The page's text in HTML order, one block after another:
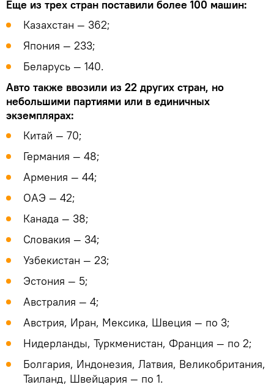
Еще из трех стран поставили более 100 машин:
Казахстан — 362;
Япония — 233;
Беларусь — 140.
Авто также ввозили из 22 других стран, но
небольшими партиями или в единичных
экземплярах:
Китай — 70;
Германия — 48;
Армения — 44;
ОАЭ — 42;
Канада — 38;
Словакия — 34;
Узбекистан — 23;
Эстония — 5;
Австралия — 4;
Австрия, Иран, Мексика, Швеция — по 3;
Нидерланды, Туркменистан, Франция — по 2;
Болгария, Индонезия, Латвия, Великобритания,
Таиланд, Швейцария — по 1.